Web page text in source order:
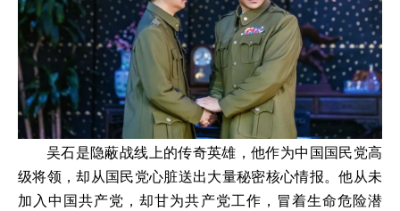
吴石是隐蔽战线上的传奇英雄，他作为中国国民党高
级将领，却从国民党心脏送出大量秘密核心情报。他从未
加入中国共产党，却甘为共产党工作，冒着生命危险潜